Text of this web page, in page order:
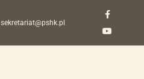
sekretariat@pshk.pl